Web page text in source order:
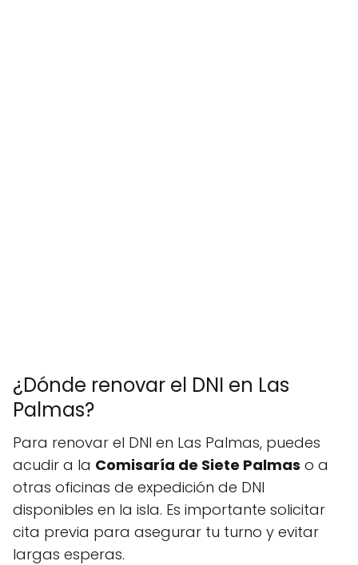
¿Dónde renovar el DNI en Las
Palmas?
Para renovar el DNI en Las Palmas, puedes
acudir a la Comisaría de Siete Palmas o a
otras oficinas de expedición de DNI
disponibles en la isla. Es importante solicitar
cita previa para asegurar tu turno y evitar
largas esperas.